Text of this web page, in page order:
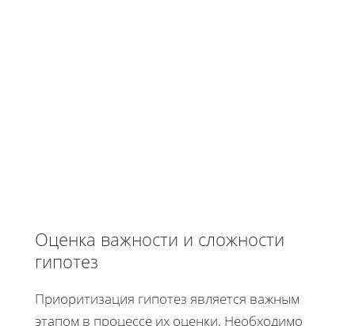
Оценка важности и сложности
гипотез
Приоритизация гипотез является важным
этапом в процессе их оценки. Необходимо